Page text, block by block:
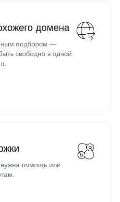
домена
подбором —
свободно в одной
помощь или